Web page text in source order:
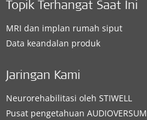
Topik Terhangat Saat Ini
MRI dan implan rumah siput
Data keandalan produk
Jaringan Kami
Neurorehabilitasi oleh STIWELL
Pusat pengetahuan AUDIOVERSUM